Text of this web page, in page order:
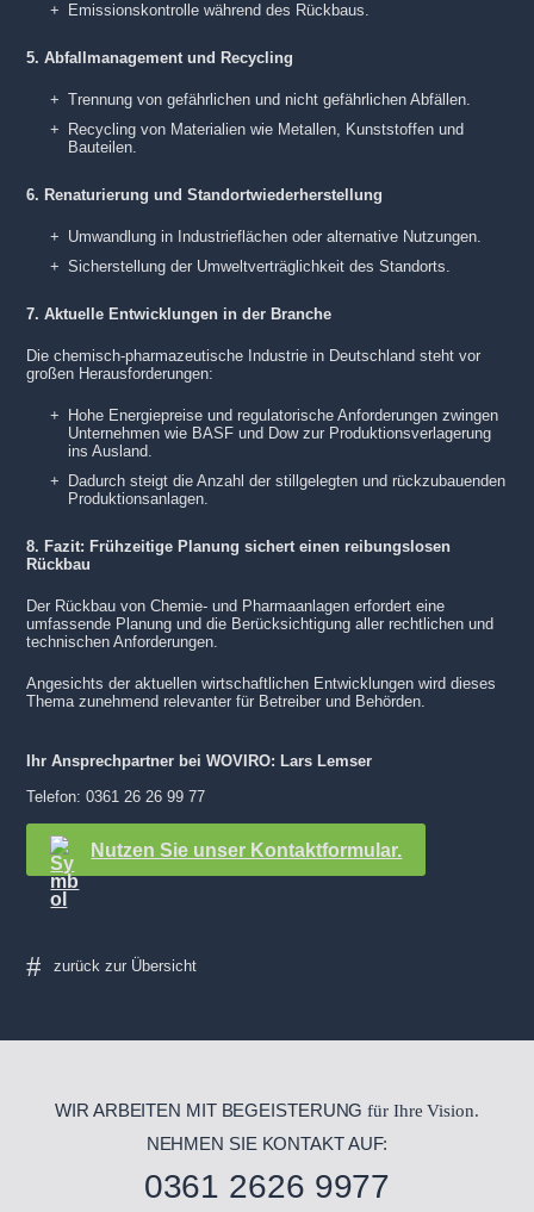
Emissionskontrolle während des Rückbaus.
5. Abfallmanagement und Recycling
Trennung von gefährlichen und nicht gefährlichen Abfällen.
Recycling von Materialien wie Metallen, Kunststoffen und
Bauteilen.
6. Renaturierung und Standortwiederherstellung
Umwandlung in Industrieflächen oder alternative Nutzungen.
Sicherstellung der Umweltverträglichkeit des Standorts.
7. Aktuelle Entwicklungen in der Branche
Die chemisch-pharmazeutische Industrie in Deutschland steht vor
großen Herausforderungen:
Hohe Energiepreise und regulatorische Anforderungen zwingen
Unternehmen wie BASF und Dow zur Produktionsverlagerung
ins Ausland.
Dadurch steigt die Anzahl der stillgelegten und rückzubauenden
Produktionsanlagen.
8. Fazit: Frühzeitige Planung sichert einen reibungslosen
Rückbau
Der Rückbau von Chemie- und Pharmaanlagen erfordert eine
umfassende Planung und die Berücksichtigung aller rechtlichen und
technischen Anforderungen.
Angesichts der aktuellen wirtschaftlichen Entwicklungen wird dieses
Thema zunehmend relevanter für Betreiber und Behörden.
Ihr Ansprechpartner bei WOVIRO: Lars Lemser
Telefon: 0361 26 26 99 77
Nutzen Sie unser Kontaktformular.
WIR ARBEITEN MIT BEGEISTERUNGfür Ihre Vision.
NEHMEN SIE KONTAKT AUF:
0361 2626 9977